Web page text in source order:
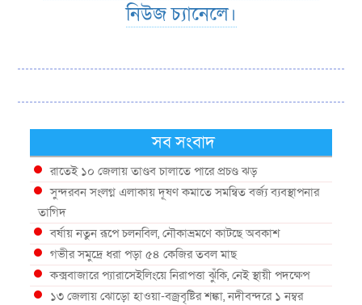
নিউজ চ্যানেলে।
সব সংবাদ
রাতেই ১০ জেলায় তাণ্ডব চালাতে পারে প্রচণ্ড ঝড়
সুন্দরবন সংলগ্ন এলাকায় দূষণ কমাতে সমন্বিত বর্জ্য ব্যবস্থাপনার
তাগিদ
বর্ষায় নতুন রূপে চলনবিল, নৌকাভ্রমণে কাটছে অবকাশ
গভীর সমুদ্রে ধরা পড়া ৫৪ কেজির তবল মাছ
কক্সবাজারে প্যারাসেইলিংয়ে নিরাপত্তা ঝুঁকি, নেই স্থায়ী পদক্ষেপ
১৩ জেলায় ঝোড়ো হাওয়া-বজ্রবৃষ্টির শঙ্কা, নদীবন্দরে ১ নম্বর